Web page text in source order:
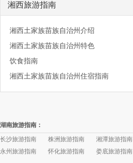
湘西旅游指南
湘西土家族苗族自治州介绍
湘西土家族苗族自治州特色
饮食指南
湘西土家族苗族自治州住宿指南
湖南旅游指南：
长沙旅游指南
株洲旅游指南 湘潭旅游指南
永州旅游指南
怀化旅游指南 娄底旅游指南